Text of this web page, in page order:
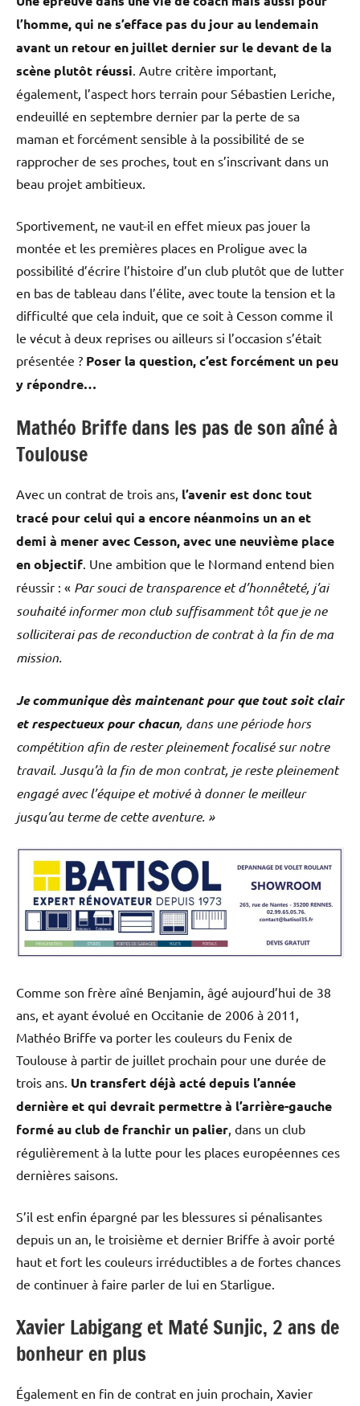
l’homme, qui ne s’efface pas du jour au lendemain
avant un retour en juillet dernier sur le devant de la
scène plutôt réussi . Autre critère important,
également, l’aspect hors terrain pour Sébastien Leriche,
endeuillé en septembre dernier par la perte de sa
maman et forcément sensible à la possibilité de se
rapprocher de ses proches, tout en s’inscrivant dans un
beau projet ambitieux.
Sportivement, ne vaut-il en effet mieux pas jouer la
montée et les premières places en Proligue avec la
possibilité d’écrire l’histoire d’un club plutôt que de lutter
en bas de tableau dans l’élite, avec toute la tension et la
difficulté que cela induit, que ce soit à Cesson comme il
le vécut à deux reprises ou ailleurs si l’occasion s’était
présentée ? Poser la question, c’est forcément un peu
y répondre…
Mathéo Briffe dans les pas de son aîné à
Toulouse
Avec un contrat de trois ans, l’avenir est donc tout
tracé pour celui qui a encore néanmoins un an et
demi à mener avec Cesson, avec une neuvième place
en objectif . Une ambition que le Normand entend bien
réussir : « Par souci de transparence et d’honnêteté, j’ai
souhaité informer mon club suffisamment tôt que je ne
solliciterai pas de reconduction de contrat à la fin de ma
mission.
Je communique dès maintenant pour que tout soit clair
et respectueux pour chacun, dans une période hors
compétition afin de rester pleinement focalisé sur notre
travail. Jusqu’à la fin de mon contrat, je reste pleinement
engagé avec l’équipe et motivé à donner le meilleur
jusqu’au terme de cette aventure. »
Comme son frère aîné Benjamin, âgé aujourd’hui de 38
ans, et ayant évolué en Occitanie de 2006 à 2011,
Mathéo Briffe va porter les couleurs du Fenix de
Toulouse à partir de juillet prochain pour une durée de
trois ans. Un transfert déjà acté depuis l’année
dernière et qui devrait permettre à l’arrière-gauche
formé au club de franchir un palier , dans un club
régulièrement à la lutte pour les places européennes ces
dernières saisons.
S’il est enfin épargné par les blessures si pénalisantes
depuis un an, le troisième et dernier Briffe à avoir porté
haut et fort les couleurs irréductibles a de fortes chances
de continuer à faire parler de lui en Starligue.
Xavier Labigang et Maté Sunjic, 2 ans de
bonheur en plus
Également en fin de contrat en juin prochain, Xavier